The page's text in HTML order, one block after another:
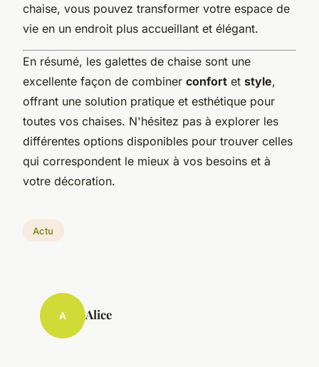
chaise, vous pouvez transformer votre espace de
vie en un endroit plus accueillant et élégant.
En résumé, les galettes de chaise sont une
excellente façon de combiner confort et style,
offrant une solution pratique et esthétique pour
toutes vos chaises. N'hésitez pas à explorer les
différentes options disponibles pour trouver celles
qui correspondent le mieux à vos besoins et à
votre décoration.
Actu
A Alice